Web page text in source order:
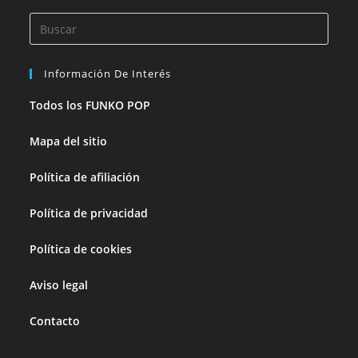
Información De Interés
Todos los FUNKO POP
Mapa del sitio
Política de afiliación
Política de privacidad
Política de cookies
Aviso legal
Contacto